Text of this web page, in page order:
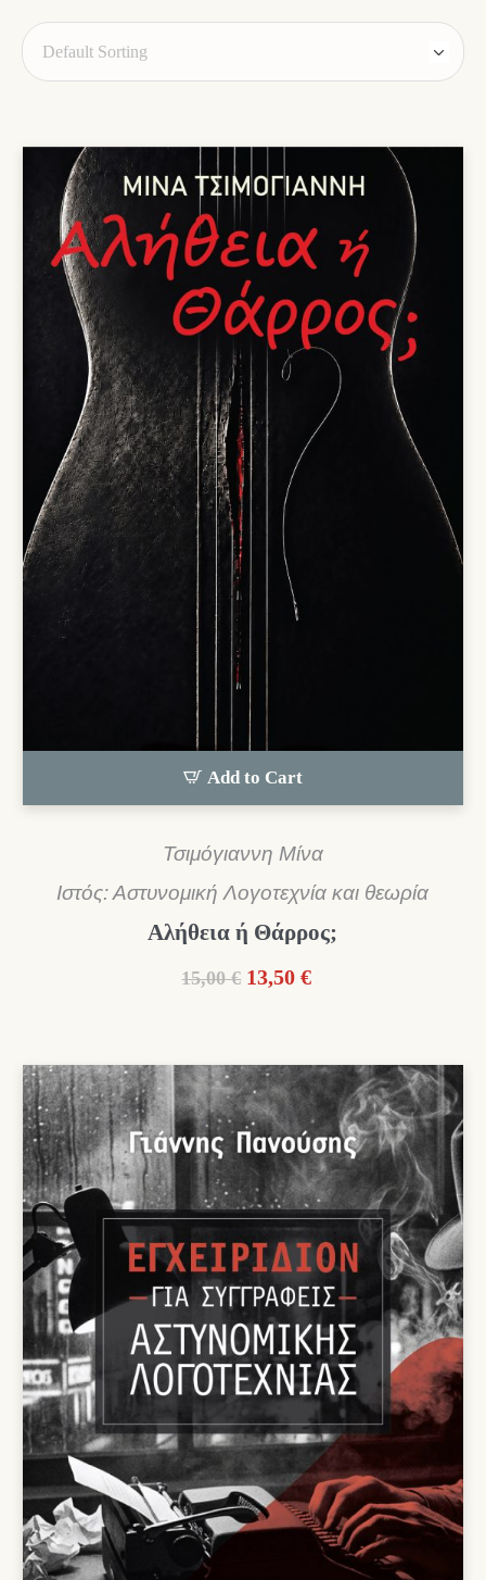
Add to Cart
Τσιμόγιαννη Μίνα
Ιστός: Αστυνομική Λογοτεχνία και θεωρία
Αλήθεια ή Θάρρος;
15,00 € Original
15,00 €.
13,50 €Η
είναι:
13,50 €.